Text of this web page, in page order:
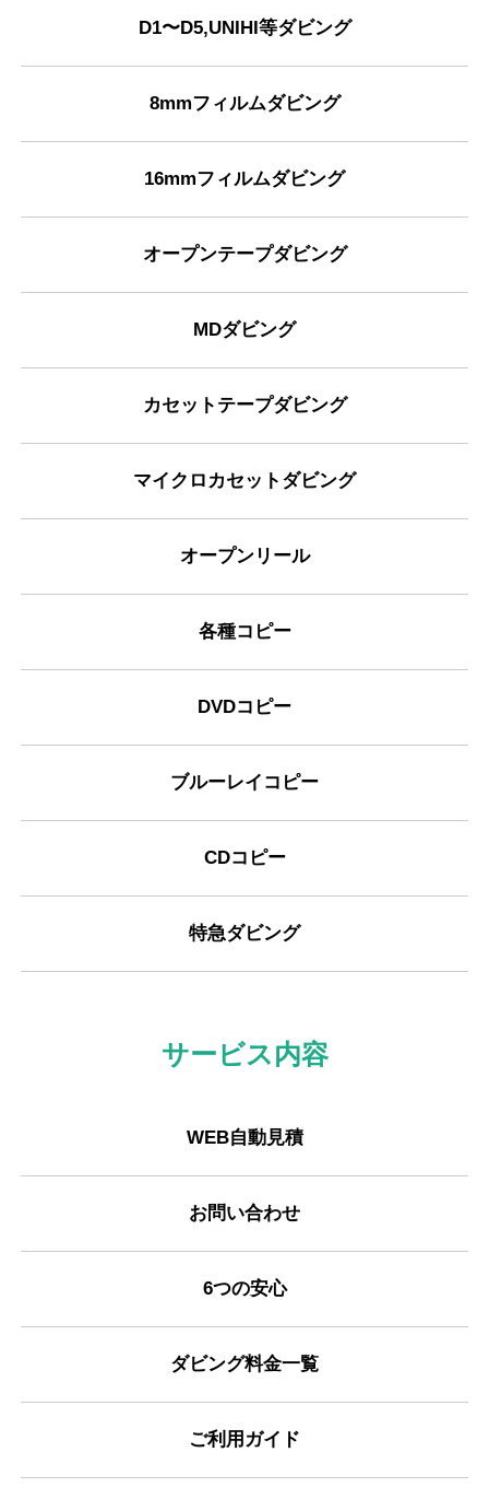
D1〜D5,UNIHI等ダビング
8mmフィルムダビング
16mmフィルムダビング
オープンテープダビング
MDダビング
カセットテープダビング
マイクロカセットダビング
オープンリール
各種コピー
DVDコピー
ブルーレイコピー
CDコピー
特急ダビング
サービス内容
WEB自動見積
お問い合わせ
6つの安心
ダビング料金一覧
ご利用ガイド